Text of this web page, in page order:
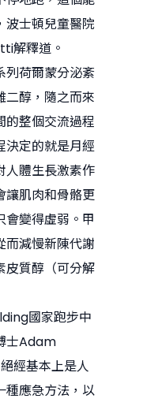
波士頓兒童醫院
解釋道。
列荷爾蒙分泌紊
二醇，隨之而來
的整個交流過程
決定的就是月經
人體生長激素作
讓肌肉和骨骼更
會變得虛弱。甲
而減慢新陳代謝
皮質醇（可分解
國家跑步中
士Adam
經基本上是人
種應急方法，以